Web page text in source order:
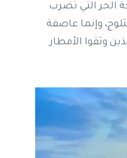
الحر التي تضرب
وإنما عاصفة
وثقوا الأمطار